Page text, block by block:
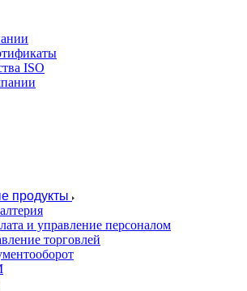
ISO
продукты
и управление персоналом
торговлей